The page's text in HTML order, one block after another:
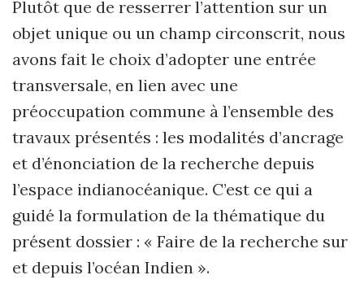
Plutôt que de resserrer l’attention sur un
objet unique ou un champ circonscrit, nous
avons fait le choix d’adopter une entrée
transversale, en lien avec une
préoccupation commune à l’ensemble des
travaux présentés : les modalités d’ancrage
et d’énonciation de la recherche depuis
l’espace indianocéanique. C’est ce qui a
guidé la formulation de la thématique du
présent dossier : « Faire de la recherche sur
et depuis l’océan Indien ».